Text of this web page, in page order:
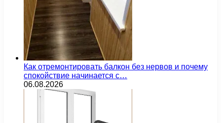
Как отремонтировать балкон без нервов и почему
спокойствие начинается с…
06.08.2026